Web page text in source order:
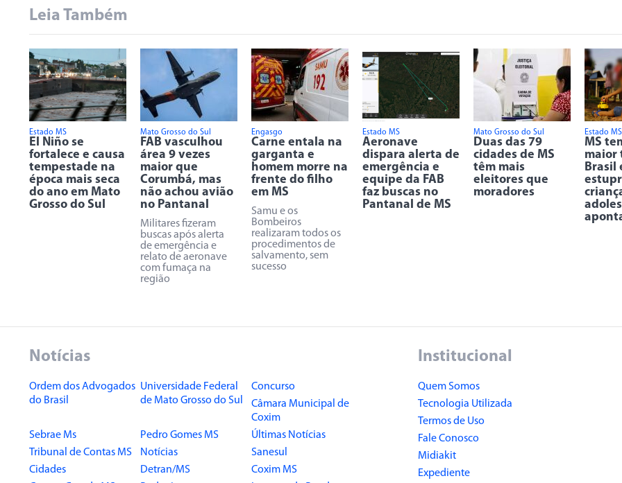
Leia Também
Estado MS
El Niño se
fortalece e causa
tempestade na
época mais seca
do ano em Mato
Grosso do Sul
Mato Grosso do Sul
FAB vasculhou
área 9 vezes
maior que
Corumbá, mas
não achou avião
no Pantanal
Militares fizeram
buscas após alerta
de emergência e
relato de aeronave
com fumaça na
região
Engasgo
Carne entala na
garganta e
homem morre na
frente do filho
em MS
Samu e os
Bombeiros
realizaram todos os
procedimentos de
salvamento, sem
sucesso
Estado MS
Aeronave
dispara alerta de
emergência e
equipe da FAB
faz buscas no
Pantanal de MS
Mato Grosso do Sul
Duas das 79
cidades de MS
têm mais
eleitores que
moradores
Estado MS
MS
maior
Brasil
Notícias
Ordem dos Advogados
do Brasil
Universidade Federal
de Mato Grosso do Sul
Concurso
Câmara Municipal de
Coxim
Sebrae Ms
Pedro Gomes MS
Últimas Notícias
Tribunal de Contas MS
Notícias
Sanesul
Cidades
Detran/MS
Coxim MS
Institucional
Quem Somos
Tecnologia Utilizada
Termos de Uso
Fale Conosco
Midiakit
Expediente